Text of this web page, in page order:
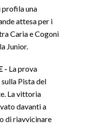
profila una
attesa per i
Caria e Cogoni
Junior.
- La prova
Pista del
La vittoria
davanti a
di riavvicinare